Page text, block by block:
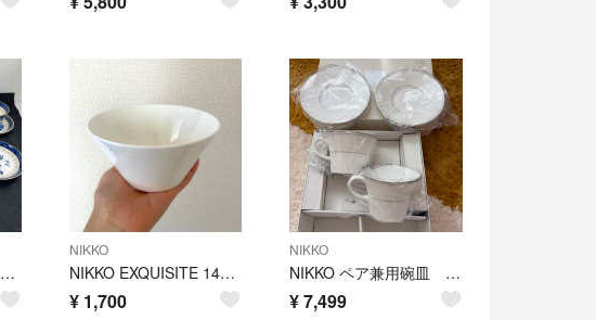
ニッコーダブルフェニックス ティーカップ＆ソーサー ５客とオマケ皿１枚
NIKKO
NIKKO EXQUISITE 14cmボール
¥ 1,700
NIKKO
NIKKO ペア兼用碗皿 12400-CC04
¥7,499